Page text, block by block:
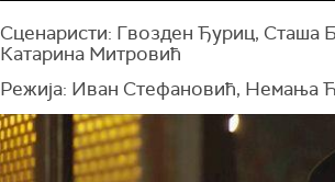
Сценаристи: Гвозден Ђуриц, Сташа
Катарина Митровић
Режија: Иван Стефановић, Немања